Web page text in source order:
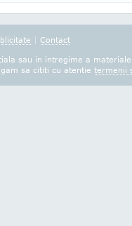
| Contact
sau in intregime a
sa cititi cu atentie termenii